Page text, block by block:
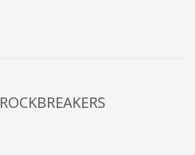
ROCKBREAKERS